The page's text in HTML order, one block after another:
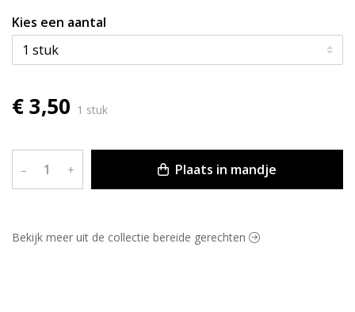
Kies een aantal
€ 3,50 1 stuk
– + Plaats in mandje
Bekijk meer uit de collectie bereide gerechten